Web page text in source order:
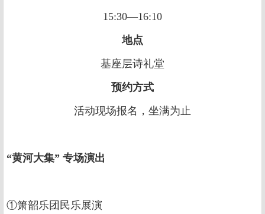
15:30—16:10
地点
基座层诗礼堂
预约方式
活动现场报名，坐满为止
“黄河大集” 专场演出
①箫韶乐团民乐展演